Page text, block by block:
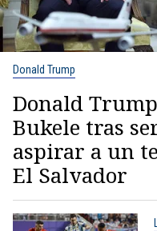
Donald Trump
Donald
Bukele tras
aspirar a un
El Salvador